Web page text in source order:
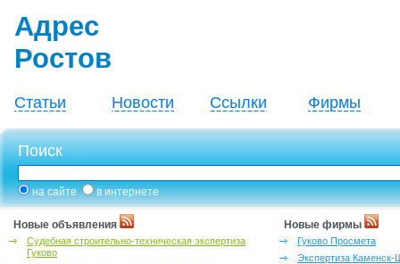
Адрес
Ростов
Статьи Новости Ссылки Фирмы
Поиск
на сайте в интернете
Новые объявления
Судебная строительно-техническая экспертиза
Гуково
Новые фирмы
Гуково Просмета
Экспертиза Каменск-